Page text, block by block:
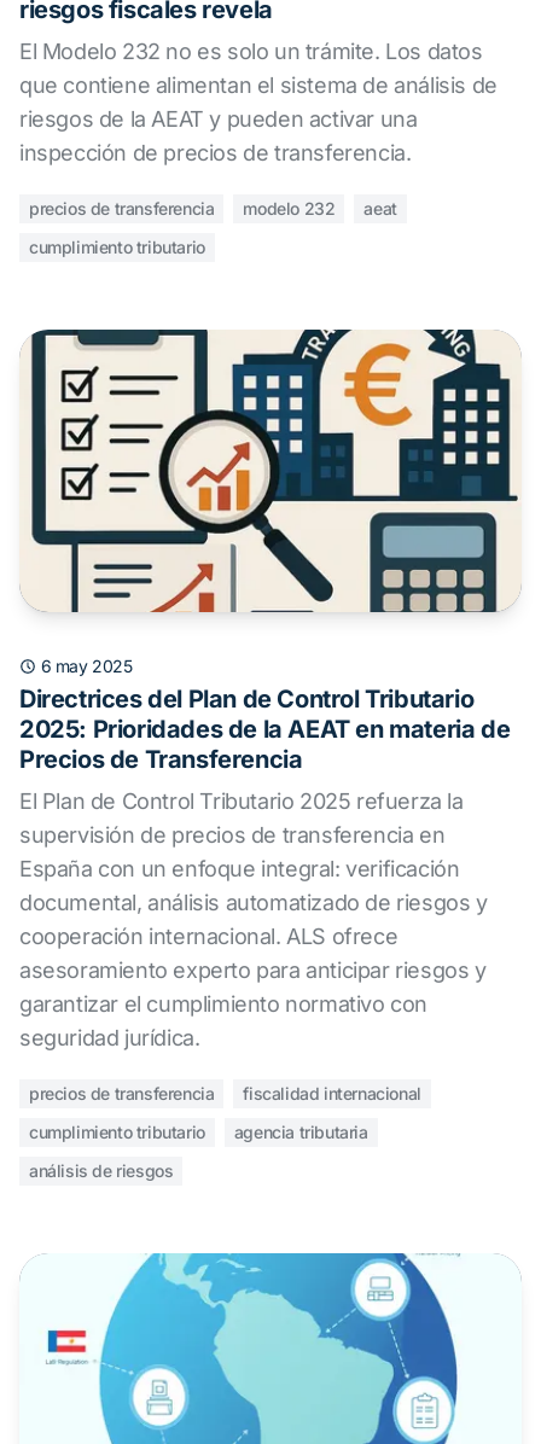
riesgos fiscales revela
El Modelo 232 no es solo un trámite. Los datos
que contiene alimentan el sistema de análisis de
riesgos de la AEAT y pueden activar una
inspección de precios de transferencia.
precios de transferencia modelo 232
aeat
cumplimiento tributario
6 may 2025
Directrices del Plan de Control Tributario
2025: Prioridades de la AEAT en materia de
Precios de Transferencia
El Plan de Control Tributario 2025 refuerza la
supervisión de precios de transferencia en
España con un enfoque integral: verificación
documental, análisis automatizado de riesgos y
cooperación internacional. ALS ofrece
asesoramiento experto para anticipar riesgos y
garantizar el cumplimiento normativo con
seguridad jurídica.
precios de transferencia
fiscalidad internacional
cumplimiento tributario
agencia tributaria
análisis de riesgos